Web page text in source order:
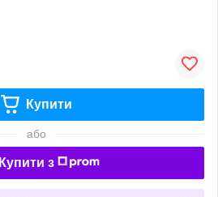
Купити
або
Купити з